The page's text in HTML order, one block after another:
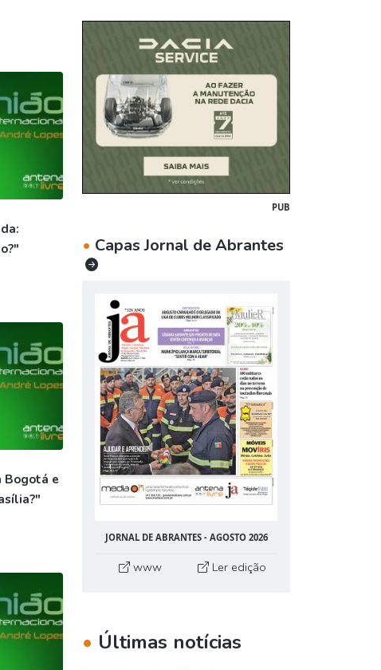
Bogotá e
PUB
• Capas Jornal de Abrantes
JORNAL DE ABRANTES - AGOSTO 2026
www Ler edição
• Últimas notícias